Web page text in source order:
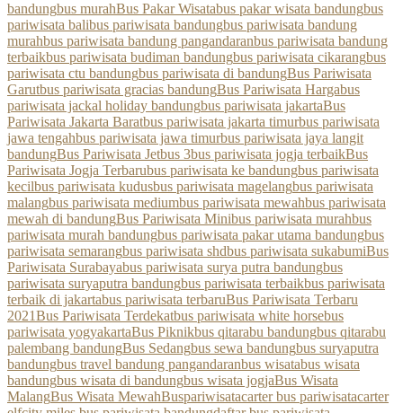
bandungbus murahBus Pakar Wisatabus pakar wisata bandungbus
pariwisata balibus pariwisata bandungbus pariwisata bandung
murahbus pariwisata bandung pangandaranbus pariwisata bandung
terbaikbus pariwisata budiman bandungbus pariwisata cikarangbus
pariwisata ctu bandungbus pariwisata di bandungBus Pariwisata
Garutbus pariwisata gracias bandungBus Pariwisata Hargabus
pariwisata jackal holiday bandungbus pariwisata jakartaBus
Pariwisata Jakarta Baratbus pariwisata jakarta timurbus pariwisata
jawa tengahbus pariwisata jawa timurbus pariwisata jaya langit
bandungBus Pariwisata Jetbus 3bus pariwisata jogja terbaikBus
Pariwisata Jogja Terbarubus pariwisata ke bandungbus pariwisata
kecilbus pariwisata kudusbus pariwisata magelangbus pariwisata
malangbus pariwisata mediumbus pariwisata mewahbus pariwisata
mewah di bandungBus Pariwisata Minibus pariwisata murahbus
pariwisata murah bandungbus pariwisata pakar utama bandungbus
pariwisata semarangbus pariwisata shdbus pariwisata sukabumiBus
Pariwisata Surabayabus pariwisata surya putra bandungbus
pariwisata suryaputra bandungbus pariwisata terbaikbus pariwisata
terbaik di jakartabus pariwisata terbaruBus Pariwisata Terbaru
2021Bus Pariwisata Terdekatbus pariwisata white horsebus
pariwisata yogyakartaBus Piknikbus qitarabu bandungbus qitarabu
palembang bandungBus Sedangbus sewa bandungbus suryaputra
bandungbus travel bandung pangandaranbus wisatabus wisata
bandungbus wisata di bandungbus wisata jogjaBus Wisata
MalangBus Wisata MewahBuspariwisatacarter bus pariwisatacarter